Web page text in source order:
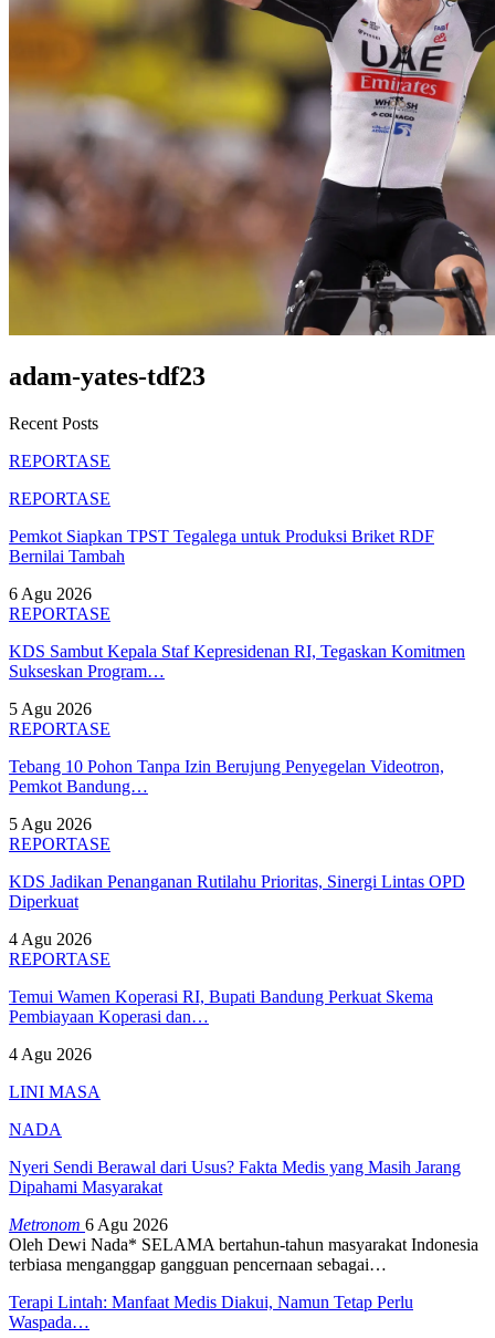
adam-yates-tdf23
Recent Posts
REPORTASE
REPORTASE
Pemkot Siapkan TPST Tegalega untuk Produksi Briket RDF
Bernilai Tambah
6 Agu 2026
REPORTASE
KDS Sambut Kepala Staf Kepresidenan RI, Tegaskan Komitmen
Sukseskan Program…
5 Agu 2026
REPORTASE
Tebang 10 Pohon Tanpa Izin Berujung Penyegelan Videotron,
Pemkot Bandung…
5 Agu 2026
REPORTASE
KDS Jadikan Penanganan Rutilahu Prioritas, Sinergi Lintas OPD
Diperkuat
4 Agu 2026
REPORTASE
Temui Wamen Koperasi RI, Bupati Bandung Perkuat Skema
Pembiayaan Koperasi dan…
4 Agu 2026
LINI MASA
NADA
Nyeri Sendi Berawal dari Usus? Fakta Medis yang Masih Jarang
Dipahami Masyarakat
Metronom 6 Agu 2026
Oleh Dewi Nada* SELAMA bertahun-tahun masyarakat Indonesia
terbiasa menganggap gangguan pencernaan sebagai…
Terapi Lintah: Manfaat Medis Diakui, Namun Tetap Perlu
Waspada…